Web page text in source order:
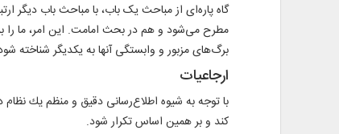
گاه پاره‌ای از مباحث یک باب، با مباحث باب دیگر
مطرح می‌شود و هم در بحث امامت. این امر، ما را بر
برگ‌هاى مزبور و وابستگی آنها به یکدیگر شناخته
ارجاعيات
با توجه به شيوه اطلاع‌رسانى دقيق و منظم يك
کند و بر همين اساس تكرار شود.